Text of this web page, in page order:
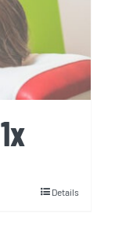
Details